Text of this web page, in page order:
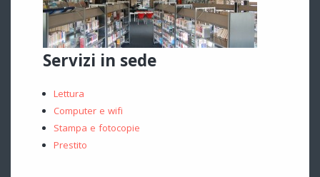
Servizi in sede
Lettura
Computer e wifi
Stampa e fotocopie
Prestito